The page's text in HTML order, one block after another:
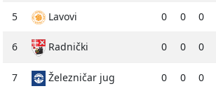
5 Lavovi 0 0 0
6 Radnički 0 0 0
7 Železničar jug 0 0 0